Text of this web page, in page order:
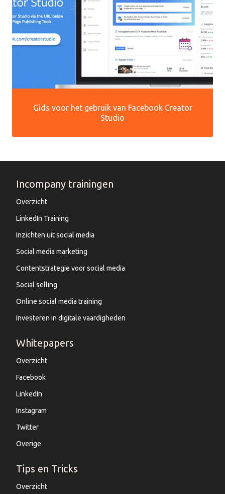
Gids voor het gebruik van Facebook Creator
Studio
Incompany trainingen
Overzicht
LinkedIn Training
Inzichten uit social media
Social media marketing
Contentstrategie voor social media
Social selling
Online social media training
Investeren in digitale vaardigheden
Whitepapers
Overzicht
Facebook
LinkedIn
Instagram
Twitter
Overige
Tips en Tricks
Overzicht